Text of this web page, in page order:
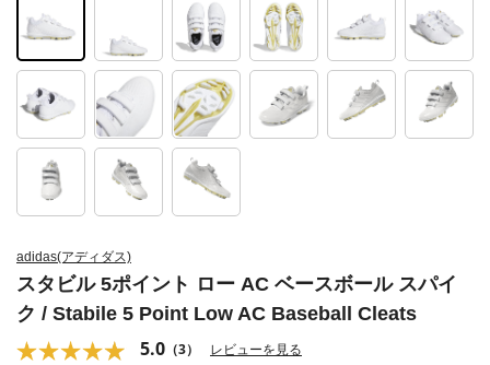
adidas(アディダス)
スタビル 5ポイント ロー AC ベースボール スパイ
ク / Stabile 5 Point Low AC Baseball Cleats
5.0 （3） レビューを見る